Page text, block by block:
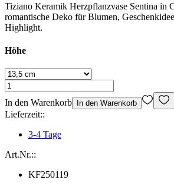
Tiziano Keramik Herzpflanzvase Sentina in
romantische Deko für Blumen,
Highlight.
Höhe
In den Warenkorb In den Warenkorb
Lieferzeit::
3-4 Tage
Art.Nr.::
KF250119